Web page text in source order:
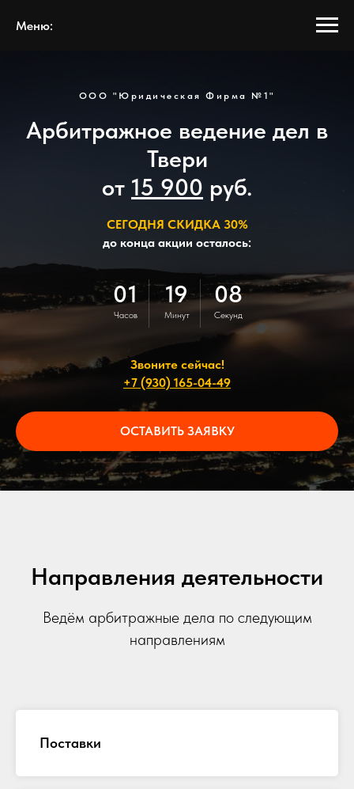
Меню:
ООО "Юридическая Фирма №1"
Арбитражное ведение дел в
Твери
от 15 900 руб.
СЕГОДНЯ СКИДКА 30%
до конца акции осталось:
01
Часов
19
Минут
08
Секунд
Звоните сейчас!
+7 (930) 165-04-49
ОСТАВИТЬ ЗАЯВКУ
Направления деятельности
Ведём арбитражные дела по следующим
направлениям
Поставки